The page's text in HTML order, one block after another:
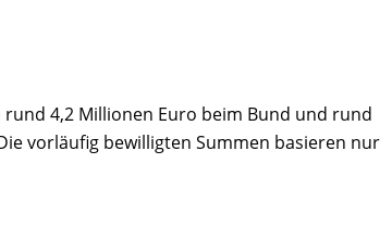
4,2 Millionen Euro beim Bund und rund
vorläufig bewilligten Summen basieren nur